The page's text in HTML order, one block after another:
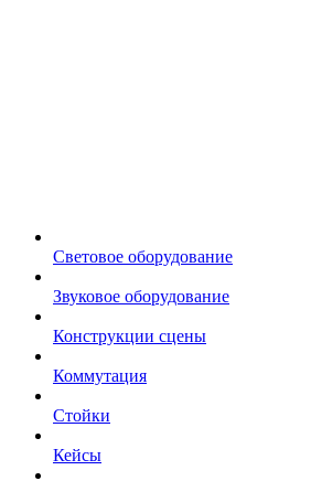
Световое оборудование
Звуковое оборудование
Конструкции сцены
Коммутация
Стойки
Кейсы